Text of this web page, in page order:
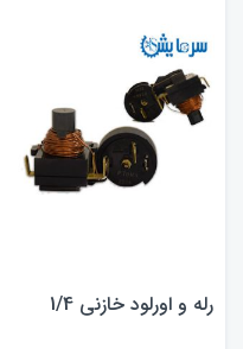
رله و اورلود خازنی 1/4